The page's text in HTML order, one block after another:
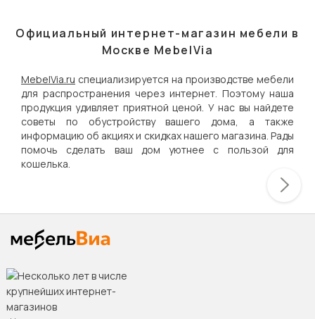
Официальный интернет-магазин мебели в
Москве MebelVia
MebelVia.ru специализируется на производстве мебели
для распространения через интернет. Поэтому наша
продукция удивляет приятной ценой. У нас вы найдете
советы по обустройству вашего дома, а также
информацию об акциях и скидках нашего магазина. Рады
помочь сделать ваш дом уютнее с пользой для
кошелька.